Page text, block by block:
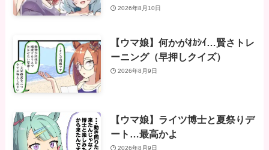
2026年8月10日
【ウマ娘】何かがｵｶｼｲ…賢さトレ
ーニング（早押しクイズ）
2026年8月9日
【ウマ娘】ライツ博士と夏祭りデ
ート…最高かよ
2026年8月9日